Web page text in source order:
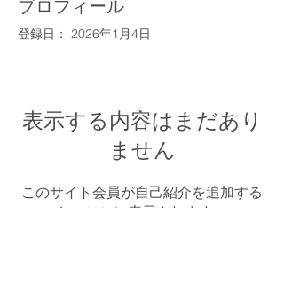
プロフィール
登録日： 2026年1月4日
表示する内容はまだあり
ません
このサイト会員が自己紹介を追加する
と、ここに表示されます。